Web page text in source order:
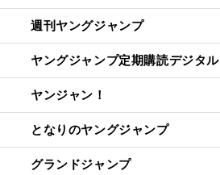
週刊ヤングジャンプ
ヤングジャンプ定期購読デジタル
ヤンジャン！
となりのヤングジャンプ
グランドジャンプ